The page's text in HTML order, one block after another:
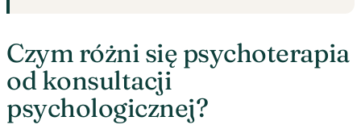
Czym różni się psychoterapia
od konsultacji
psychologicznej?